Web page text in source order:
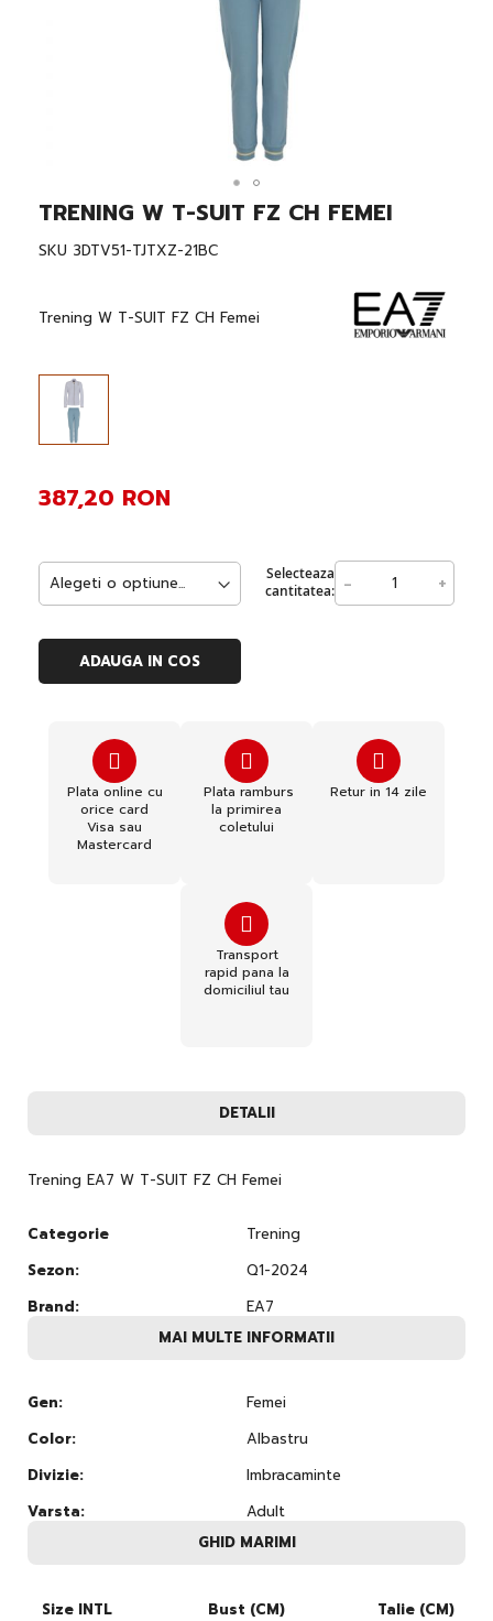
Skip
the
images
TRENING W T-SUIT FZ CH FEMEI
SKU 3DTV51-TJTXZ-21BC
Trening W T-SUIT FZ CH Femei
Selecteaza
cantitatea: - +
387,20 RON
ADAUGA IN COS
Plata online cu
orice card
Visa sau
Mastercard
Plata ramburs
la primirea
coletului
Retur in 14 zile
Transport
rapid pana la
domiciliul tau
DETALII
Trening EA7 W T-SUIT FZ CH Femei
Categorie
Trening
Sezon:
Q1-2024
Brand:
EA7
MAI MULTE INFORMATII
Gen:
Femei
Color:
Albastru
Divizie:
Imbracaminte
Varsta:
Adult
GHID MARIMI
Size INTL Bust (CM)
Talie (CM)